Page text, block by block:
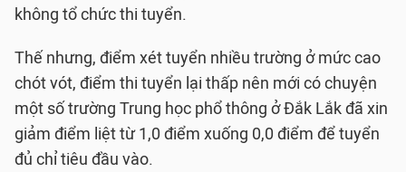
không tổ chức thi tuyển.
Thế nhưng, điểm xét tuyển nhiều trường ở mức cao
chót vót, điểm thi tuyển lại thấp nên mới có chuyện
một số trường Trung học phổ thông ở Đắk Lắk đã xin
giảm điểm liệt từ 1,0 điểm xuống 0,0 điểm để tuyển
đủ chỉ tiêu đầu vào.